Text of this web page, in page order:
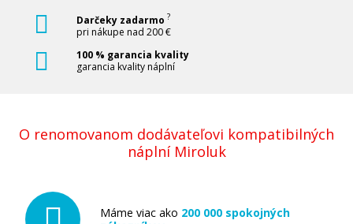
Darčeky zadarmo ?
pri nákupe nad 200 €
100 % garancia kvality
garancia kvality náplní
O renomovanom dodávateľovi kompatibilných
náplní Miroluk
Máme viac ako 200 000 spokojných